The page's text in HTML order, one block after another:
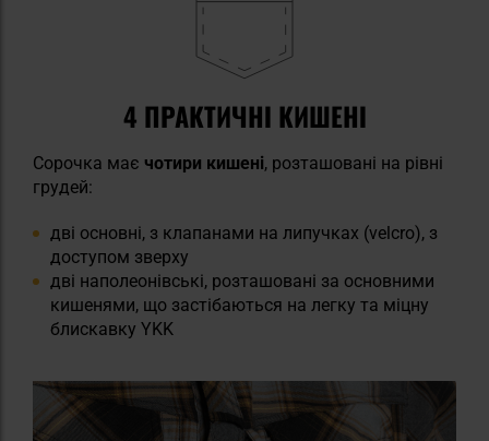
4 ПРАКТИЧНІ КИШЕНІ
Сорочка має чотири кишені, розташовані на рівні
грудей:
дві основні, з клапанами на липучках (velcro), з
доступом зверху
дві наполеонівські, розташовані за основними
кишенями, що застібаються на легку та міцну
блискавку YKK